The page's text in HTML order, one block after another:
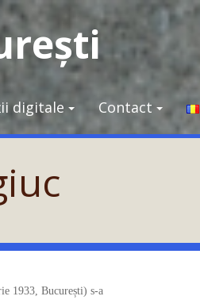
digitale Contact
1933, București) s-a